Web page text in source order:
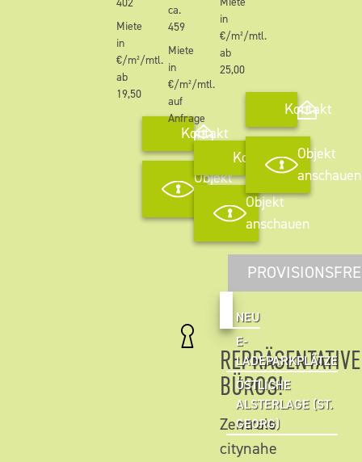
402
Miete
in
€/m²/mtl.
ab
19,50
Kontakt
Objekt
anschauen
ca.
459
Miete
in
€/m²/mtl.
auf
Anfrage
Kontakt
Objekt
anschauen
in
€/m²/mtl.
ab
25,00
Kontakt
Objekt
anschauen
NEU
E-
LADEPARKPLÄTZE
ÖSTLICHE
ALSTERLAGE (ST.
GEORG)
REPRÄSENTATIVE
BÜROS!
Zentrale
citynahe